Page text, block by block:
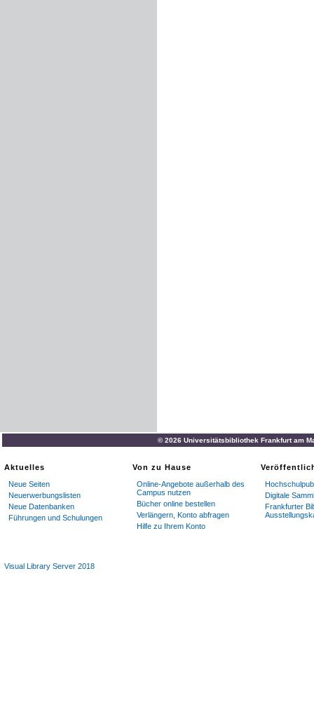
© 2026 Universitätsbibliothek Frankfurt am
Aktuelles
Neue Seiten
Neuerwerbungslisten
Neue Datenbanken
Führungen und Schulungen
Von zu Hause
Online-Angebote außerhalb des
Campus nutzen
Bücher online bestellen
Verlängern, Konto abfragen
Hilfe zu Ihrem Konto
Digitale
Frankfurter
Visual Library Server 2018